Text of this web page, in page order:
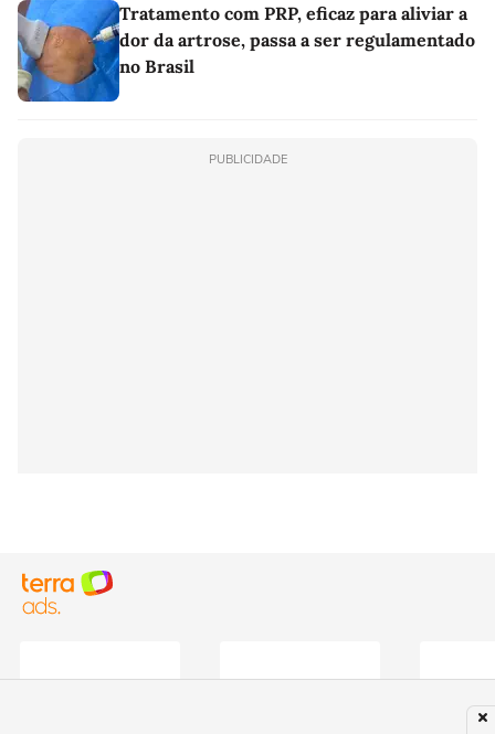
Tratamento com PRP, eficaz para aliviar a
dor da artrose, passa a ser regulamentado
no Brasil
PUBLICIDADE